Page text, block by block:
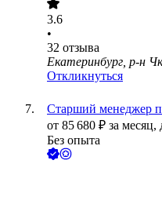
3.6
•
32 отзыва
Екатеринбург, р-н
Откликнуться
Старший менеджер
от 85 680 ₽ за месяц,
Без опыта